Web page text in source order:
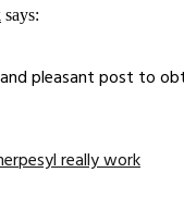
says:
pleasant post to
really work